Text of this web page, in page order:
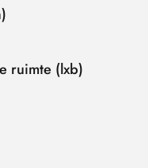
ruimte (lxb)